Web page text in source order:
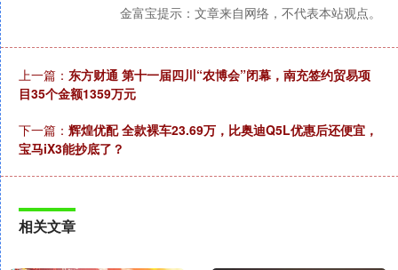
金富宝提示：文章来自网络，不代表本站观点。
上一篇： 东方财通 第十一届四川“农博会”闭幕，南充签约贸易项
目35个金额1359万元
下一篇： 辉煌优配 全款裸车23.69万，比奥迪Q5L优惠后还便宜，
宝马iX3能抄底了？
相关文章